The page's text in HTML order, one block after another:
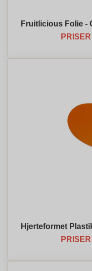
Fruitlicious Folie -
Hjerteformet